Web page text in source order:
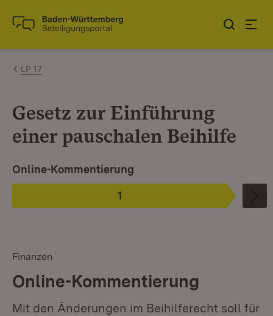
Zum Inhalt springen
Link zur Startseite
LP 17
Gesetz zur Einführung
einer pauschalen Beihilfe
Phase
1
:
Ist ausgewählt.
Online-Kommentierung
Finanzen
Online-Kommentierung
Mit den Änderungen im Beihilferecht soll für